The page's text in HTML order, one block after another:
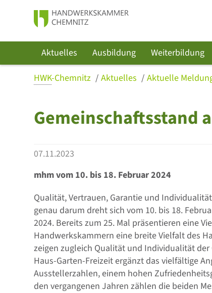
Aktuelles Ausbildung Weiterbildung
HWK-Chemnitz Aktuelles Aktuelle
Gemeinschaftsstand
07.11.2023
mhm vom 10. bis 18. Februar 2024
Qualität, Vertrauen, Garantie und
genau darum dreht sich vom 10. bis 18.
2024. Bereits zum 25. Mal präsentieren eine
Handwerkskammern eine breite Vielfalt des
zeigen zugleich Qualität und Individualität
Haus-Garten-Freizeit ergänzt das vielfältige
Ausstellerzahlen, einem hohen
den vergangenen Jahren zählen die beiden